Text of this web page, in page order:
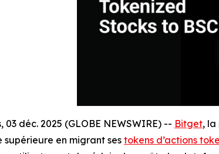
03 déc. 2025 (GLOBE NEWSWIRE) -- Bitget, la
supérieure en migrant ses tokens d’actions